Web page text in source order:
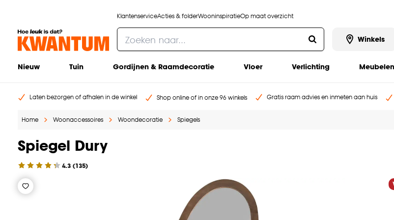
KlantenserviceActies & folderWooninspiratieOp maat overzicht
Winkels
Nieuw Tuin Gordijnen & Raamdecoratie Vloer Verlichting Meubelen
Laten bezorgen of afhalen in de winkel Shop online of in onze 96 winkels Gratis raam advies en inmeten aan huis
Home Woonaccessoires Woondecoratie Spiegels
Spiegel Dury
4.3 (135)